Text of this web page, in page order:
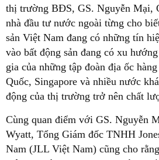
thị trường BĐS, GS. Nguyễn Mại,
nhà đầu tư nước ngoài từng cho
sản Việt Nam đang có những tín
vào bất động sản đang có xu
gia của những tập đoàn địa ốc
Quốc, Singapore và nhiều nước
động của thị trường trở nên chất
Cùng quan điểm với GS. Nguyễn
Wyatt, Tổng Giám đốc TNHH
Nam (JLL Việt Nam) cũng cho